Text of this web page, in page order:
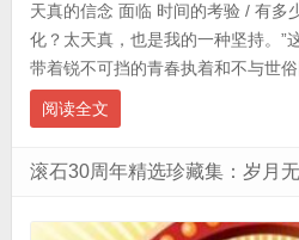
天真的信念 面临 时间的考验 / 有多
化？太天真，也是我的一种坚持。”
带着锐不可挡的青春执着和不与世
阅读全文
滚石30周年精选珍藏集：岁月